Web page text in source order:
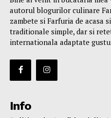
autorul blogurilor culinare
zambete si Farfuria de acasa
traditionale simple, dar si
internationala adaptate
Info